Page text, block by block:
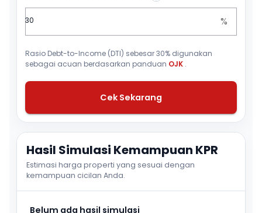
%
Rasio Debt-to-Income (DTI) sebesar 30% digunakan
sebagai acuan berdasarkan panduan OJK .
Cek Sekarang
Hasil Simulasi Kemampuan KPR
Estimasi harga properti yang sesuai dengan
kemampuan cicilan Anda.
Belum ada hasil simulasi